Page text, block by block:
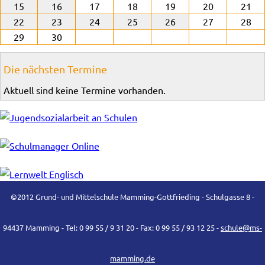
15
16 17 18 19 20
21
22
23 24 25 26 27
28
29
30
Die nächsten Termine
Aktuell sind keine Termine vorhanden.
©2012 Grund- und Mittelschule Mamming-Gottfrieding - Schulgasse 8 -
94437 Mamming - Tel: 0 99 55 / 9 31 20 - Fax: 0 99 55 / 93 12 25 -schule@ms-
mamming.de